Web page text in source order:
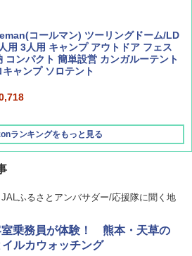
コールマン) ツーリングドーム/LD
用 3人用 キャンプ アウトドア フェス
コンパクト 簡単設営 カンガルーテント
キャンプ ソロテント
ランキングをもっと見る
バンドック)ソロ ドーム 1 EX BDK
カーキ ソロキャンプ ポリエステル フ
テント
JALふるさとアンバサダー/応援隊に聞く地
乗務員が体験！ 熊本・天草の
イルカウォッチング